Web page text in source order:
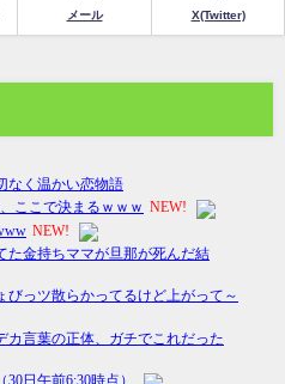
メール X(Twitter)